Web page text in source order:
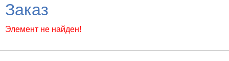
Заказ
Элемент не найден!